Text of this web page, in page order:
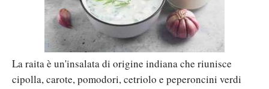
La raita è un'insalata di origine indiana che riunisce
cipolla, carote, pomodori, cetriolo e peperoncini verdi